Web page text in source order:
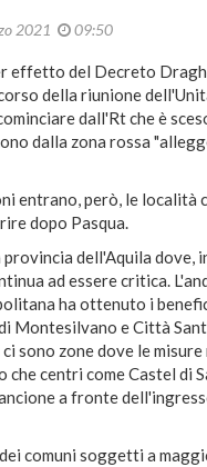
2021 09:50
effetto del Decreto
della riunione
dall'Rt che è
dalla zona rossa
entrano, però, le località
dopo Pasqua.
dell'Aquila
ad essere critica.
ha ottenuto i
Montesilvano e Città
sono zone dove le
centri come Castel di
a fronte
comuni soggetti a